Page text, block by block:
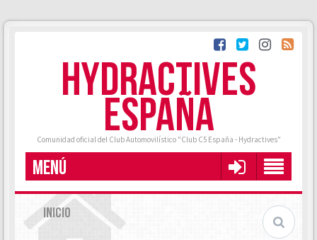
HYDRACTIVES
ESPAÑA
Comunidad oficial del Club Automovilístico "Club C5 España - Hydractives"
MENÚ
INICIO